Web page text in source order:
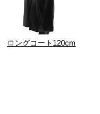
ロングコート120cm